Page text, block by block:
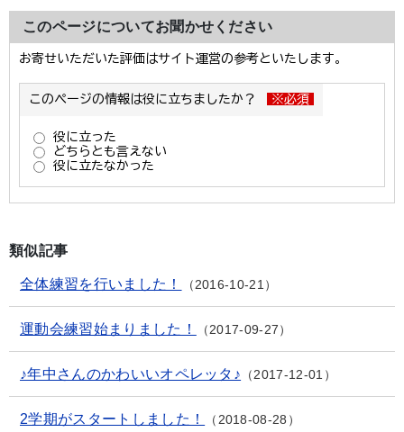
このページについてお聞かせください
類似記事
全体練習を行いました！ 2016-10-21
運動会練習始まりました！ 2017-09-27
♪年中さんのかわいいオペレッタ♪ 2017-12-01
2学期がスタートしました！ 2018-08-28